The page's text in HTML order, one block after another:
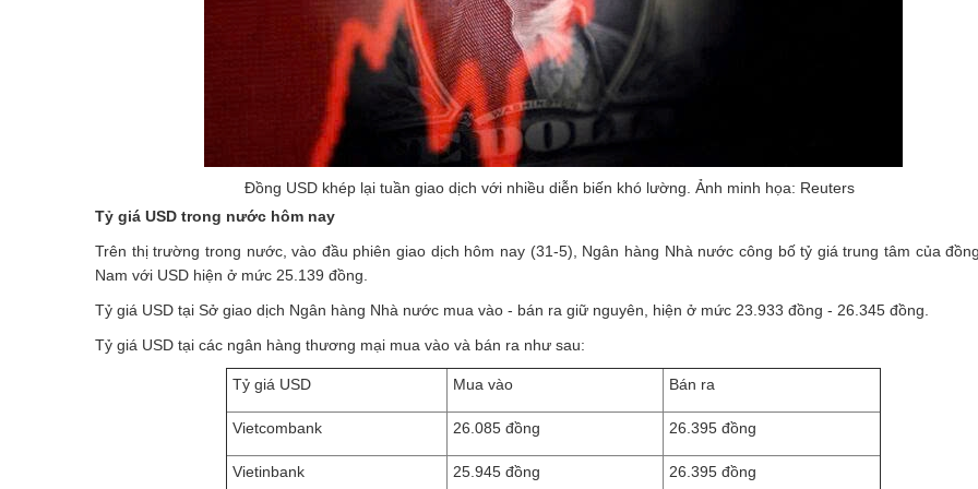
Đồng USD khép lại tuần giao dịch với nhiều diễn biến khó lường. Ảnh minh họa: Reuters
Tỷ giá USD trong nước hôm nay
Trên thị trường trong nước, vào đầu phiên giao dịch hôm nay (31-5), Ngân hàng Nhà nước công bố tỷ giá trung tâm của
Nam với USD hiện ở mức 25.139 đồng.
Tỷ giá USD tại Sở giao dịch Ngân hàng Nhà nước mua vào - bán ra giữ nguyên, hiện ở mức 23.933 đồng - 26.345 đồng.
Tỷ giá USD tại các ngân hàng thương mại mua vào và bán ra như sau:
Tỷ giá USD Mua vào Bán ra
Vietcombank 26.085 đồng 26.395 đồng
Vietinbank 25.945 đồng 26.395 đồng